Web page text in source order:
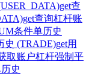
get查
get查询杠杆账
条件单历史
史 (TRADE)get用
取账户杠杆强制平
史